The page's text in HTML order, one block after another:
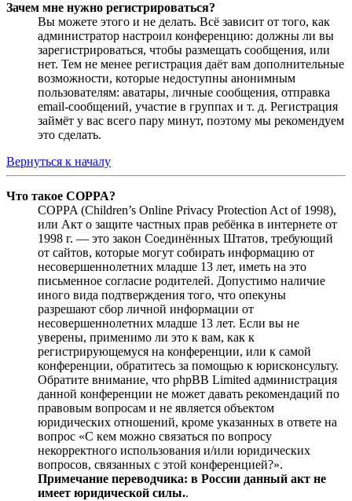
Зачем мне нужно регистрироваться?
Вы можете этого и не делать. Всё зависит от того, как
администратор настроил конференцию: должны ли вы
зарегистрироваться, чтобы размещать сообщения, или
нет. Тем не менее регистрация даёт вам дополнительные
возможности, которые недоступны анонимным
пользователям: аватары, личные сообщения, отправка
email-сообщений, участие в группах и т. д. Регистрация
займёт у вас всего пару минут, поэтому мы рекомендуем
это сделать.
Вернуться к началу
Что такое COPPA?
COPPA (Children’s Online Privacy Protection Act of 1998),
или Акт о защите частных прав ребёнка в интернете от
1998 г. — это закон Соединённых Штатов, требующий
от сайтов, которые могут собирать информацию от
несовершеннолетних младше 13 лет, иметь на это
письменное согласие родителей. Допустимо наличие
иного вида подтверждения того, что опекуны
разрешают сбор личной информации от
несовершеннолетних младше 13 лет. Если вы не
уверены, применимо ли это к вам, как к
регистрирующемуся на конференции, или к самой
конференции, обратитесь за помощью к юрисконсульту.
Обратите внимание, что phpBB Limited администрация
данной конференции не может давать рекомендаций по
правовым вопросам и не является объектом
юридических отношений, кроме указанных в ответе на
вопрос «С кем можно связаться по вопросу
некорректного использования и/или юридических
вопросов, связанных с этой конференцией?».
Примечание переводчика: в России данный акт не
имеет юридической силы..